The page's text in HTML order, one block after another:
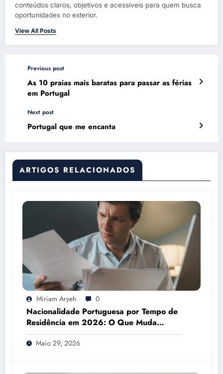
conteúdos claros, objetivos e acessíveis para quem busca
oportunidades no exterior.
View All Posts
Previous post
As 10 praias mais baratas para passar as férias
em Portugal
Next post
Portugal que me encanta
ARTIGOS RELACIONADOS
Miriam Aryeh 0
Nacionalidade Portuguesa por Tempo de
Residência em 2026: O Que Muda
Mesmo
Maio 29, 2026